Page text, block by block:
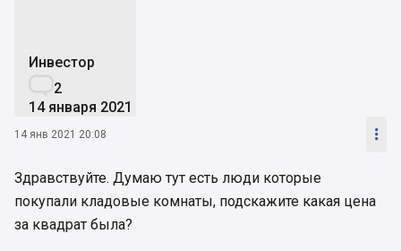
Инвестор
2
14 января 2021
14 янв 2021 20:08 
Здравствуйте. Думаю тут есть люди которые
покупали кладовые комнаты, подскажите какая цена
за квадрат была?